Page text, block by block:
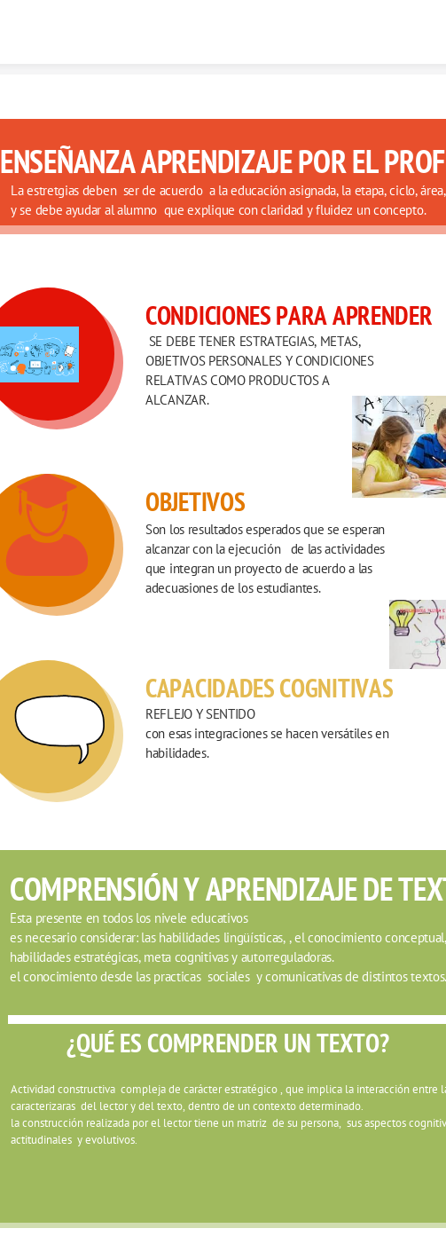
ENSEÑANZA APRENDIZAJE POR EL
La estretgias deben  ser de acuerdo  a la educación asignada, la etapa, ciclo,
y se debe ayudar al alumno  que explique con claridad y fluidez un concepto.
CONDICIONES PARA APRENDER
OBJETIVOS PERSONALES Y CONDICIONES
RELATIVAS COMO PRODUCTOS A
ALCANZAR.
OBJETIVOS
Son los resultados esperados que se esperan
alcanzar con la ejecución   de las actividades
que integran un proyecto de acuerdo a las
adecuasiones de los estudiantes.
CAPACIDADES COGNITIVAS
REFLEJO Y SENTIDO
con esas integraciones se hacen versátiles en
habilidades.
COMPRENSIÓN Y APRENDIZAJE DE
Esta presente en todos los nivele educativos
es necesario considerar: las habilidades lingüísticas, , el conocimiento
habilidades estratégicas, meta cognitivas y autorreguladoras.
el conocimiento desde las practicas  sociales  y comunicativas de distintos textos.
¿QUÉ ES COMPRENDER UN TEXTO?
Actividad constructiva  compleja de carácter estratégico , que implica la interacción entre
caracterizaras  del lector y del texto, dentro de un contexto determinado.
la construcción realizada por el lector tiene un matriz  de su persona,  sus aspectos
actitudinales  y evolutivos.